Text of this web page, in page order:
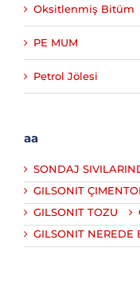
Oksitlenmiş Bitüm
PE MUM
Petrol Jölesi
aa
SONDAJ
GILSONIT
GILSONIT TOZU
GILSONIT NEREDE